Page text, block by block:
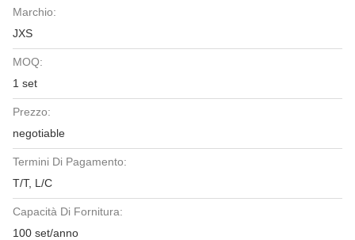
Marchio:
JXS
MOQ:
1 set
Prezzo:
negotiable
Termini Di Pagamento:
T/T, L/C
Capacità Di Fornitura:
100 set/anno